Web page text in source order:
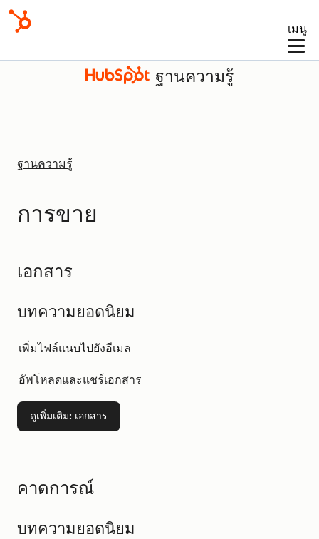
เมนู
ฐานความรู้
ฐานความรู้
การขาย
เอกสาร
บทความยอดนิยม
เพิ่มไฟล์แนบไปยังอีเมล
อัพโหลดและแชร์เอกสาร
ดูเพิ่มเติม: เอกสาร
คาดการณ์
บทความยอดนิยม